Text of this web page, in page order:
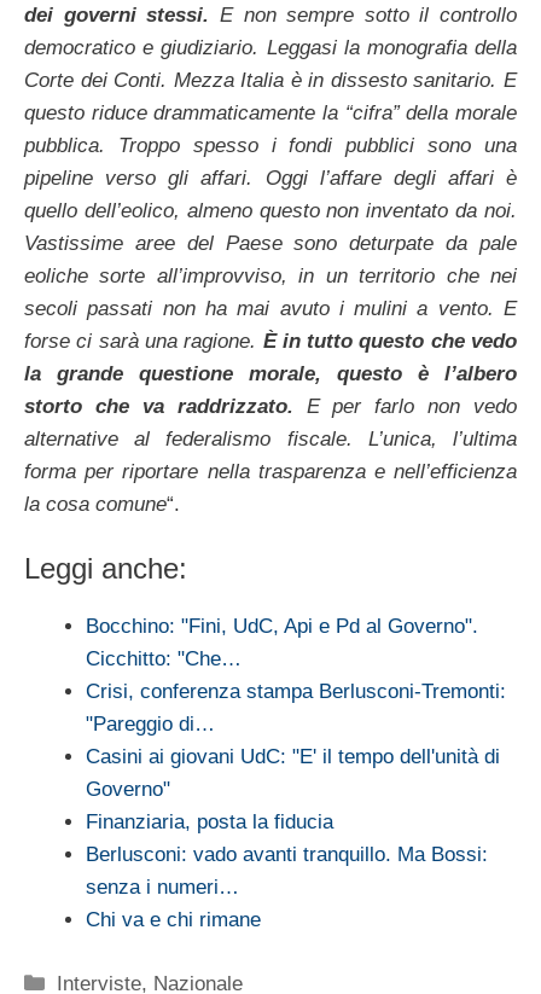
dei governi stessi. E non sempre sotto il controllo
democratico e giudiziario. Leggasi la monografia della
Corte dei Conti. Mezza Italia è in dissesto sanitario. E
questo riduce drammaticamente la “cifra” della morale
pubblica. Troppo spesso i fondi pubblici sono una
pipeline verso gli affari. Oggi l’affare degli affari è
quello dell’eolico, almeno questo non inventato da noi.
Vastissime aree del Paese sono deturpate da pale
eoliche sorte all’improvviso, in un territorio che nei
secoli passati non ha mai avuto i mulini a vento. E
forse ci sarà una ragione. È in tutto questo che vedo
la grande questione morale, questo è l’albero
storto che va raddrizzato. E per farlo non vedo
alternative al federalismo fiscale. L’unica, l’ultima
forma per riportare nella trasparenza e nell’efficienza
la cosa comune“.
Leggi anche:
Bocchino: "Fini, UdC, Api e Pd al Governo".
Cicchitto: "Che…
Crisi, conferenza stampa Berlusconi-Tremonti:
"Pareggio di…
Casini ai giovani UdC: "E' il tempo dell'unità di
Governo"
Finanziaria, posta la fiducia
Berlusconi: vado avanti tranquillo. Ma Bossi:
senza i numeri…
Chi va e chi rimane
Categorie
Interviste, Nazionale